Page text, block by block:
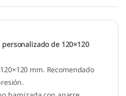
de 120×120
mm. Recomendado